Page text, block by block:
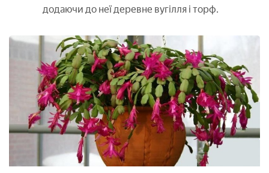
додаючи до неї деревне вугілля і торф.